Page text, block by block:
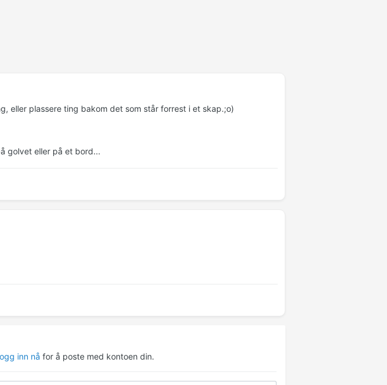
eller plassere ting bakom det som står forrest i et skap.;o)
golvet eller på et bord...
inn nå for å poste med kontoen din.